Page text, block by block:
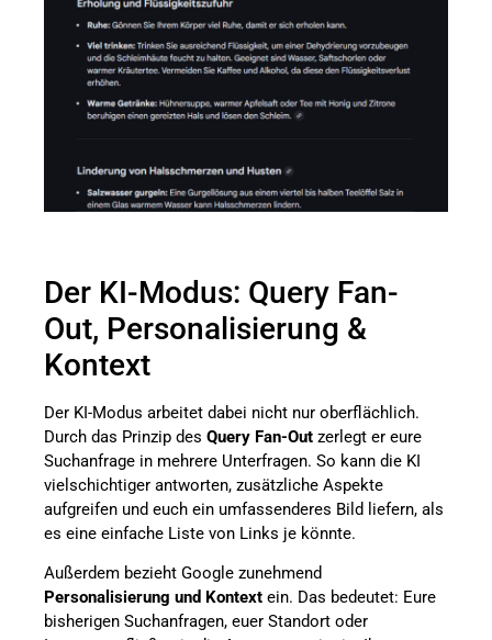
Der KI-Modus: Query Fan-
Out, Personalisierung &
Kontext
Der KI-Modus arbeitet dabei nicht nur oberflächlich.
Durch das Prinzip des Query Fan-Out zerlegt er eure
Suchanfrage in mehrere Unterfragen. So kann die KI
vielschichtiger antworten, zusätzliche Aspekte
aufgreifen und euch ein umfassenderes Bild liefern, als
es eine einfache Liste von Links je könnte.
Außerdem bezieht Google zunehmend
Personalisierung und Kontext ein. Das bedeutet: Eure
bisherigen Suchanfragen, euer Standort oder